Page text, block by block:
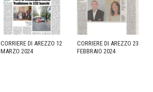
CORRIERE DI AREZZO 12
MARZO 2024
CORRIERE DI AREZZO 23
FEBBRAIO 2024